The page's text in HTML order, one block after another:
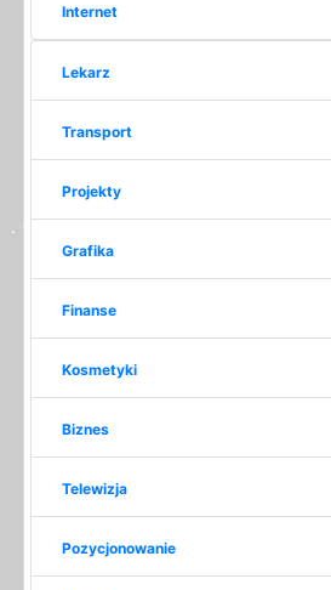
Internet
Lekarz
Transport
Projekty
Grafika
Finanse
Kosmetyki
Biznes
Telewizja
Pozycjonowanie